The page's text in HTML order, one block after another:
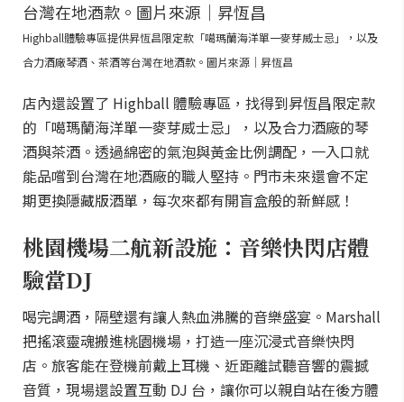
Highball體驗專區提供昇恆昌限定款「噶瑪蘭海洋單一麥芽威士忌」，以及
合力酒廠琴酒、茶酒等台灣在地酒款。圖片來源｜昇恆昌
店內還設置了 Highball 體驗專區，找得到昇恆昌限定款
的「噶瑪蘭海洋單一麥芽威士忌」，以及合力酒廠的琴
酒與茶酒。透過綿密的氣泡與黃金比例調配，一入口就
能品嚐到台灣在地酒廠的職人堅持。門市未來還會不定
期更換隱藏版酒單，每次來都有開盲盒般的新鮮感！
桃園機場二航新設施：音樂快閃店體
驗當DJ
喝完調酒，隔壁還有讓人熱血沸騰的音樂盛宴。Marshall
把搖滾靈魂搬進桃園機場，打造一座沉浸式音樂快閃
店。旅客能在登機前戴上耳機、近距離試聽音響的震撼
音質，現場還設置互動 DJ 台，讓你可以親自站在後方體